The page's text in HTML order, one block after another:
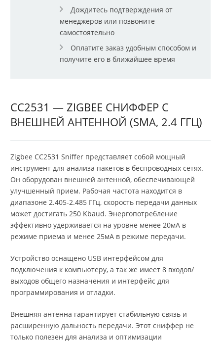
Дождитесь подтверждения от
менеджеров или позвоните
самостоятельно
Оплатите заказ удобным способом и
получите его в ближайшее время
CC2531 — ZIGBEE СНИФФЕР С
ВНЕШНЕЙ АНТЕННОЙ (SMA, 2.4 ГГЦ)
Zigbee CC2531 Sniffer представляет собой мощный
инструмент для анализа пакетов в беспроводных сетях.
Он оборудован внешней антенной, обеспечивающей
улучшенный прием. Рабочая частота находится в
диапазоне 2.405-2.485 ГГц, скорость передачи данных
может достигать 250 Kbaud. Энергопотребление
эффективно удерживается на уровне менее 20мА в
режиме приема и менее 25мА в режиме передачи.
Устройство оснащено USB интерфейсом для
подключения к компьютеру, а так же имеет 8 входов/
выходов общего назначения и интерфейс для
программирования и отладки.
Внешняя антенна гарантирует стабильную связь и
расширенную дальность передачи. Этот сниффер не
только полезен для анализа и оптимизации